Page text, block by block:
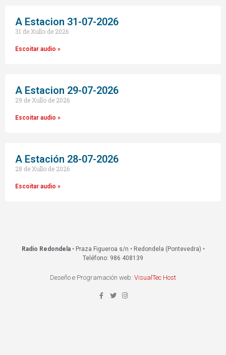
A Estacion 31-07-2026
31 de Xullo de 2026
Escoitar audio »
A Estacion 29-07-2026
29 de Xullo de 2026
Escoitar audio »
A Estación 28-07-2026
28 de Xullo de 2026
Escoitar audio »
Radio Redondela• Praza Figueroa s/n • Redondela (Pontevedra) •
Teléfono: 986 408139
Deseño e Programación web: VisualTec Host